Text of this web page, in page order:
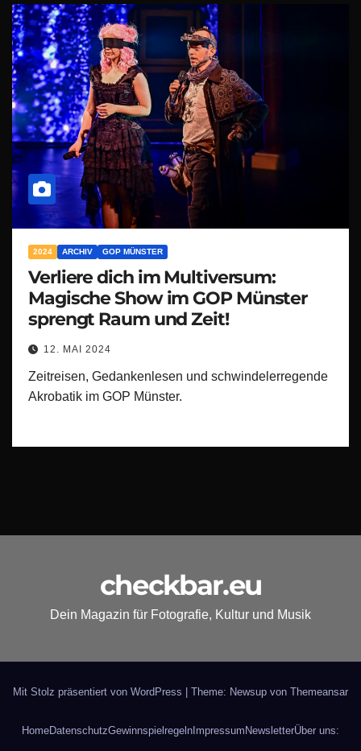
2024 ARCHIV GOP MÜNSTER
Verliere dich im Multiversum:
Magische Show im GOP Münster
sprengt Raum und Zeit!
12. MAI 2024
Zeitreisen, Gedankenlesen und schwindelerregende
Akrobatik im GOP Münster.
checkbar.eu
Dein Magazin für Fotografie, Kultur und Musik
Mit Stolz präsentiert von WordPress Theme: Newsup von Themeansar
HomeDatenschutzGewinnspielregeln Impressum NewsletterÜber uns: